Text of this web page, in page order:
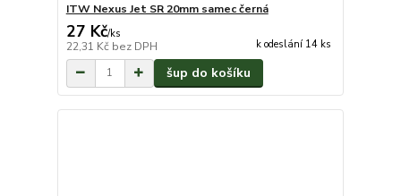
ITW Nexus Jet SR 20mm samec černá
27 Kč/ks
22,31 Kč bez DPH k odeslání 14 ks
šup do košíku